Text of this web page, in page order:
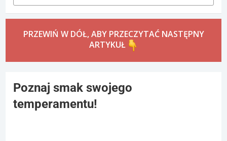
PRZEWIŃ W DÓŁ, ABY PRZECZYTAĆ NASTĘPNY
ARTYKUŁ
Poznaj smak swojego
temperamentu!